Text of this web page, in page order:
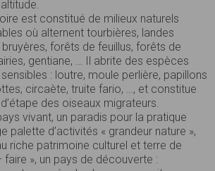
est constitué de milieux naturels
où alternent tourbières, landes
forêts de feuillus, forêts de
gentiane, … Il abrite des espèces
: loutre, moule perlière, papillons
circaète, truite fario, …, et constitue
des oiseaux migrateurs.
vivant, un paradis pour la pratique
palette d’activités « grandeur nature »,
riche patrimoine culturel et terre de
faire », un pays de découverte :